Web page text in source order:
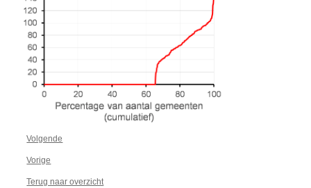
Volgende
Vorige
Terug naar overzicht